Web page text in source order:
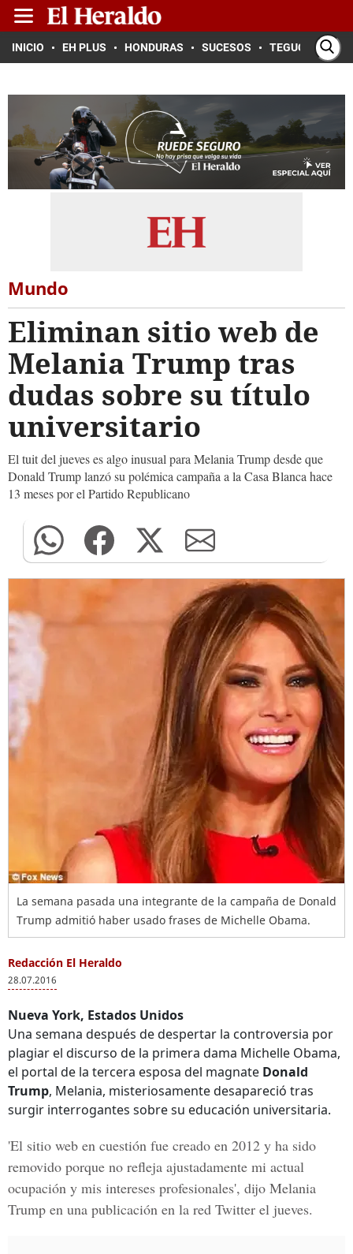
INICIO EH PLUS HONDURAS SUCESOS TEGUCIGALPA
Mundo
Eliminan sitio web de
Melania Trump tras
dudas sobre su título
universitario
El tuit del jueves es algo inusual para Melania Trump desde que
Donald Trump lanzó su polémica campaña a la Casa Blanca hace
13 meses por el Partido Republicano
La semana pasada una integrante de la campaña de Donald
Trump admitió haber usado frases de Michelle Obama.
Redacción El Heraldo
28.07.2016
Nueva York, Estados Unidos
Una semana después de despertar la controversia por
plagiar el discurso de la primera dama Michelle Obama,
el portal de la tercera esposa del magnate Donald
Trump, Melania, misteriosamente desapareció tras
surgir interrogantes sobre su educación universitaria.
'El sitio web en cuestión fue creado en 2012 y ha sido
removido porque no refleja ajustadamente mi actual
ocupación y mis intereses profesionales', dijo Melania
Trump en una publicación en la red Twitter el jueves.